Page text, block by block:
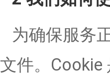
为确保服务
文件。Cookie